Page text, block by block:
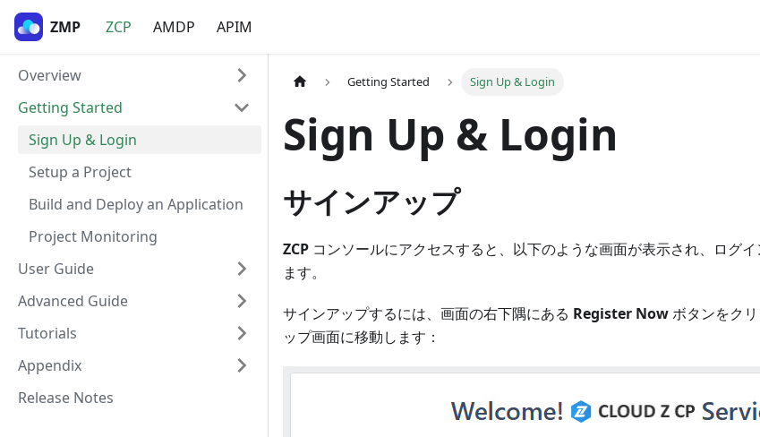
ZMP ZCP AMDP APIM
Overview
Getting Started
Sign Up & Login
Setup a Project
Build and Deploy an Application
Project Monitoring
User Guide
Advanced Guide
Tutorials
Appendix
Release Notes
Getting Started Sign Up & Login
Sign Up & Login
サインアップ
ZCP コンソールにアクセスすると、以下のような画面が表示され、ログ
ます。
サインアップするには、画面の右下隅にある Register Nowボタンをク
ップ画面に移動します：